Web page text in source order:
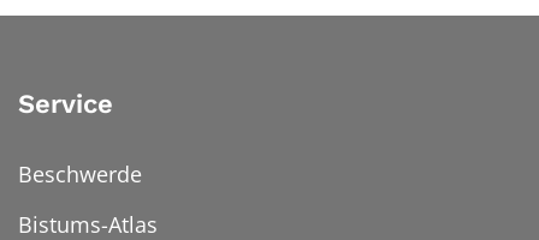
Service
Beschwerde
Bistums-Atlas